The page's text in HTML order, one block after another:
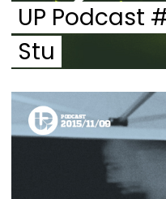
UP Podcast
Stu